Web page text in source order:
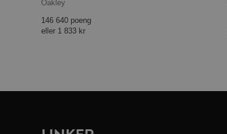
Oakley
146 640 poeng
eller 1 833 kr